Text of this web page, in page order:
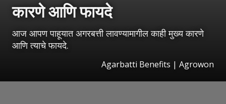
कारणे आणि फायदे
आज आपण पाहूयात अगरबत्ती लावण्यामागील काही मुख्य कारणे
आणि त्याचे फायदे.
Agarbatti Benefits | Agrowon